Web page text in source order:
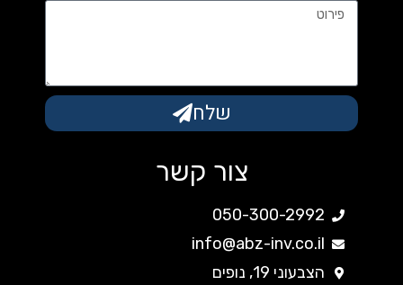
שלח
צור קשר
050-300-2992
info@abz-inv.co.il
הצבעוני 19, נופים